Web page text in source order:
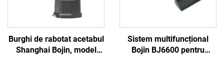
Burghi de rabotat acetabul
Shanghai Bojin, model
Sistem multifuncțional
Bojin BJ6600 pentru